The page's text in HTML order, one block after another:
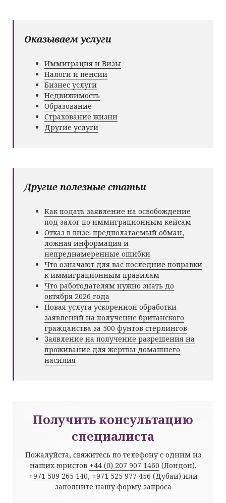
Оказываем услуги
Иммиграция и Визы
Налоги и пенсии
Бизнес услуги
Недвижимость
Образование
Страхование жизни
Другие услуги
Другие полезные статьи
Как подать заявление на освобождение
под залог по иммиграционным кейсам
Отказ в визе: предполагаемый обман,
ложная информация и
непреднамеренные ошибки
Что означают для вас последние поправки
к иммиграционным правилам
Что работодателям нужно знать до
октября 2026 года
Новая услуга ускоренной обработки
заявлений на получение британского
гражданства за 500 фунтов стерлингов
Заявление на получение разрешения на
проживание для жертвы домашнего
насилия
Получить консультацию
специалиста
Пожалуйста, свяжитесь по телефону с одним из
наших юристов +44 (0) 207 907 1460 (Лондон),
+971 509 265 140, +971 525 977 456 (Дубай) или
заполните нашу форму запроса